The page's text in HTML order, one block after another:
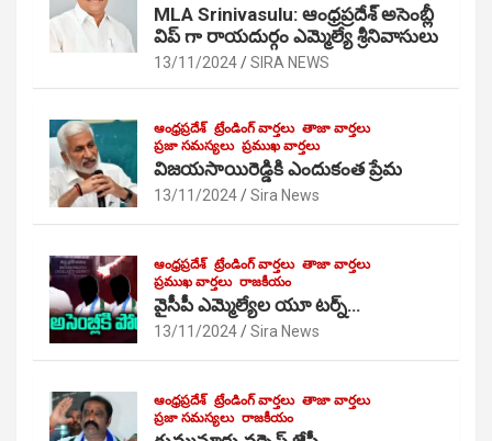
MLA Srinivasulu: ఆంధ్రప్రదేశ్ అసెంబ్లీ
విప్ గా రాయదుర్గం ఎమ్మెల్యే శ్రీనివాసులు
13/11/2024 SIRA NEWS
ఆంధ్రప్రదేశ్ ట్రేండింగ్ వార్తలు తాజా వార్తలు
ప్రజా సమస్యలు ప్రముఖ వార్తలు
విజయసాయిరెడ్డికి ఎందుకంత ప్రేమ
13/11/2024 Sira News
ఆంధ్రప్రదేశ్ ట్రేండింగ్ వార్తలు తాజా వార్తలు
ప్రముఖ వార్తలు రాజకీయం
వైసీపీ ఎమ్మెల్యేల యూ టర్న్…
13/11/2024 Sira News
ఆంధ్రప్రదేశ్ ట్రేండింగ్ వార్తలు తాజా వార్తలు
ప్రజా సమస్యలు రాజకీయం